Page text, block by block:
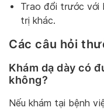
Trao đổi trước với
trị khác.
Các câu hỏi
Khám dạ dày có
không?
Nếu khám tại bệnh